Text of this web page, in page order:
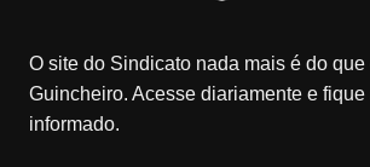
O site do Sindicato nada mais é do
Guincheiro. Acesse diariamente e fique
informado.